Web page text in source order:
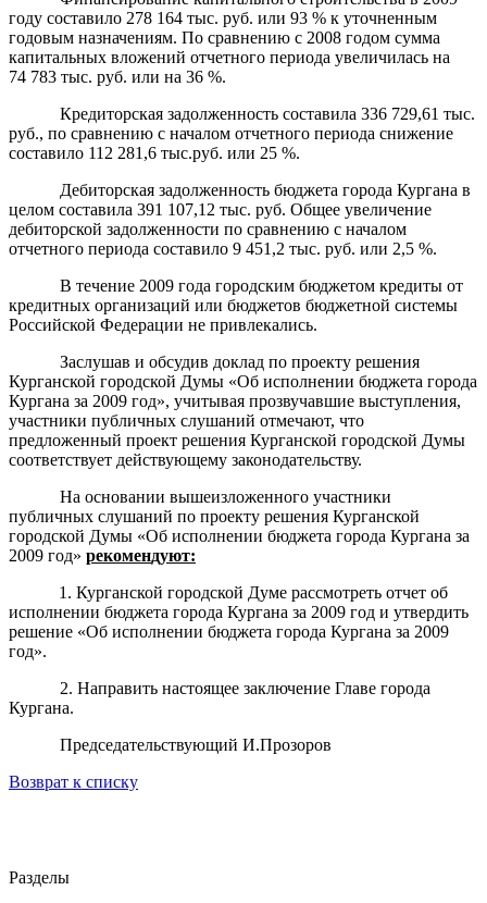
году составило 278 164 тыс. руб. или 93 % к уточненным
годовым назначениям. По сравнению с 2008 годом сумма
капитальных вложений отчетного периода увеличилась на
74 783 тыс. руб. или на 36 %.
Кредиторская задолженность составила 336 729,61 тыс.
руб., по сравнению с началом отчетного периода снижение
составило 112 281,6 тыс.руб. или 25 %.
Дебиторская задолженность бюджета города Кургана в
целом составила 391 107,12 тыс. руб. Общее увеличение
дебиторской задолженности по сравнению с началом
отчетного периода составило 9 451,2 тыс. руб. или 2,5 %.
В течение 2009 года городским бюджетом кредиты от
кредитных организаций или бюджетов бюджетной системы
Российской Федерации не привлекались.
Заслушав и обсудив доклад по проекту решения
Курганской городской Думы «Об исполнении бюджета города
Кургана за 2009 год», учитывая прозвучавшие выступления,
участники публичных слушаний отмечают, что
предложенный проект решения Курганской городской Думы
соответствует действующему законодательству.
На основании вышеизложенного участники
публичных слушаний по проекту решения Курганской
городской Думы «Об исполнении бюджета города Кургана за
2009 год» рекомендуют:
1. Курганской городской Думе рассмотреть отчет об
исполнении бюджета города Кургана за 2009 год и утвердить
решение «Об исполнении бюджета города Кургана за 2009
год».
2. Направить настоящее заключение Главе города
Кургана.
Председательствующий И.Прозоров
Возврат к списку
Разделы